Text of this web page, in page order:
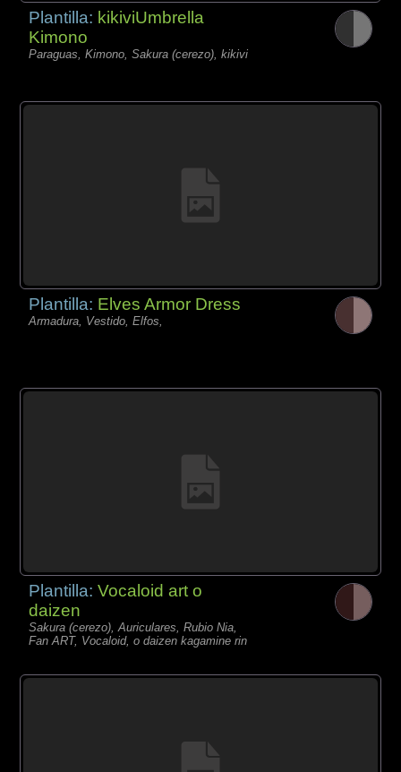
Plantilla: kikiviUmbrella
Kimono
Paraguas, Kimono, Sakura (cerezo), kikivi
Plantilla: Elves Armor Dress
Armadura, Vestido, Elfos,
Plantilla:Vocaloid art o
daizen
Sakura (cerezo), Auriculares, Rubio Nia,
Fan ART, Vocaloid, o daizen kagamine rin